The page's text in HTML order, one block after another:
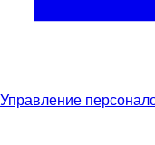
Управление